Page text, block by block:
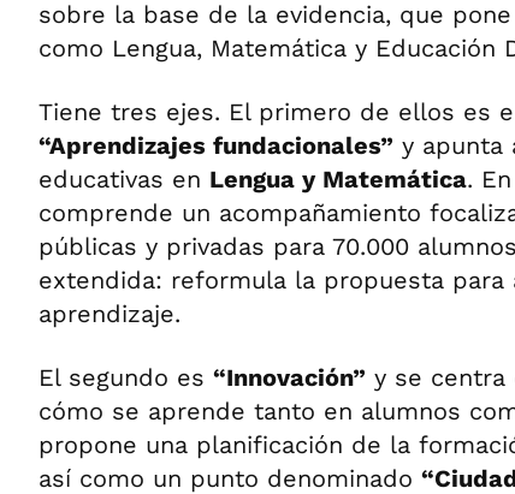
sobre la base de la evidencia, que
como Lengua, Matemática y Educación
Tiene tres ejes. El primero de ellos es
“Aprendizajes fundacionales” y apunta
educativas en Lengua y Matemática.
comprende un acompañamiento
públicas y privadas para 70.000
extendida: reformula la propuesta para
aprendizaje.
El segundo es “Innovación” y se centra
cómo se aprende tanto en alumnos
propone una planificación de la
así como un punto denominado